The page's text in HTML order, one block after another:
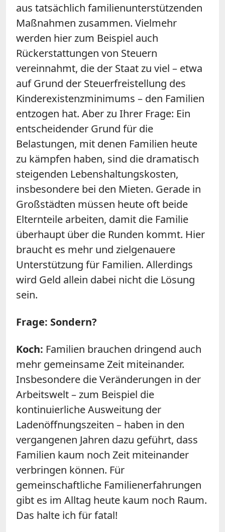
aus tatsächlich familienunterstützenden
Maßnahmen zusammen. Vielmehr
werden hier zum Beispiel auch
Rückerstattungen von Steuern
vereinnahmt, die der Staat zu viel – etwa
auf Grund der Steuerfreistellung des
Kinderexistenzminimums – den Familien
entzogen hat. Aber zu Ihrer Frage: Ein
entscheidender Grund für die
Belastungen, mit denen Familien heute
zu kämpfen haben, sind die dramatisch
steigenden Lebenshaltungskosten,
insbesondere bei den Mieten. Gerade in
Großstädten müssen heute oft beide
Elternteile arbeiten, damit die Familie
überhaupt über die Runden kommt. Hier
braucht es mehr und zielgenauere
Unterstützung für Familien. Allerdings
wird Geld allein dabei nicht die Lösung
sein.
Frage: Sondern?
Koch: Familien brauchen dringend auch
mehr gemeinsame Zeit miteinander.
Insbesondere die Veränderungen in der
Arbeitswelt – zum Beispiel die
kontinuierliche Ausweitung der
Ladenöffnungszeiten – haben in den
vergangenen Jahren dazu geführt, dass
Familien kaum noch Zeit miteinander
verbringen können. Für
gemeinschaftliche Familienerfahrungen
gibt es im Alltag heute kaum noch Raum.
Das halte ich für fatal!